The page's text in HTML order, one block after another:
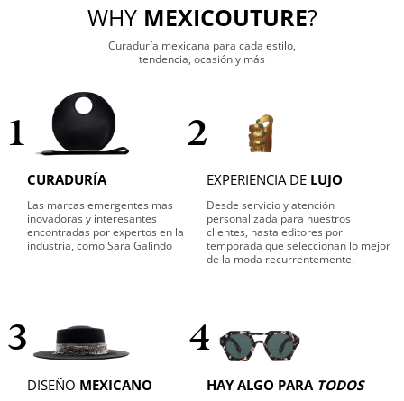
WHY MEXICOUTURE?
Curaduría mexicana para cada estilo,
tendencia, ocasión y más
1
CURADURÍA
Las marcas emergentes mas
inovadoras y interesantes
encontradas por expertos en la
industria, como Sara Galindo
2
EXPERIENCIA DE LUJO
Desde servicio y atención
personalizada para nuestros
clientes, hasta editores por
temporada que seleccionan lo mejor
de la moda recurrentemente.
3
DISEÑO MEXICANO
4
HAY ALGO PARA TODOS